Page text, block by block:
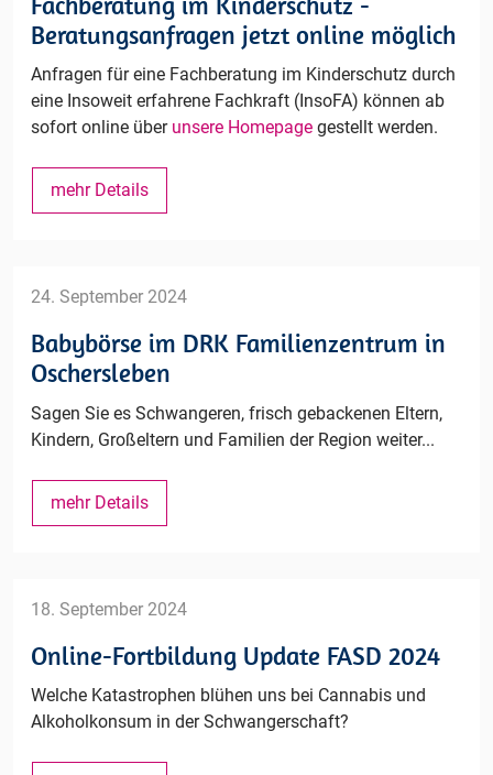
Landkreis
Börde
Beratungsanfragen jetzt online möglich
Anfragen für eine Fachberatung im Kinderschutz durch
eine Insoweit erfahrene Fachkraft (InsoFA) können ab
sofort online über unsere Homepage gestellt werden.
mehr DetailsFachberatung
im
Beratungsanfragen
online
möglich
24. September 2024
Babybörse im DRK Familienzentrum in
Oschersleben
Sagen Sie es Schwangeren, frisch gebackenen Eltern,
Kindern, Großeltern und Familien der Region weiter...
mehr DetailsBabybörse
im
in
18. September 2024
Online-Fortbildung Update FASD 2024
Welche Katastrophen blühen uns bei Cannabis und
Alkoholkonsum in der Schwangerschaft?